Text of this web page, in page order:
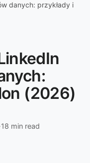
danych: przykłady i
(2026)
·18 min read